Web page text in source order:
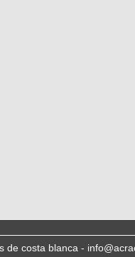
de costa blanca -